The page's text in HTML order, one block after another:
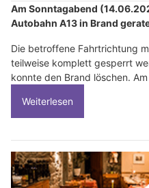
Am Sonntagabend
Autobahn A13 in Brand
Die betroffene Fahrtrichtung
teilweise komplett gesperrt
konnte den Brand löschen.
Weiterlesen